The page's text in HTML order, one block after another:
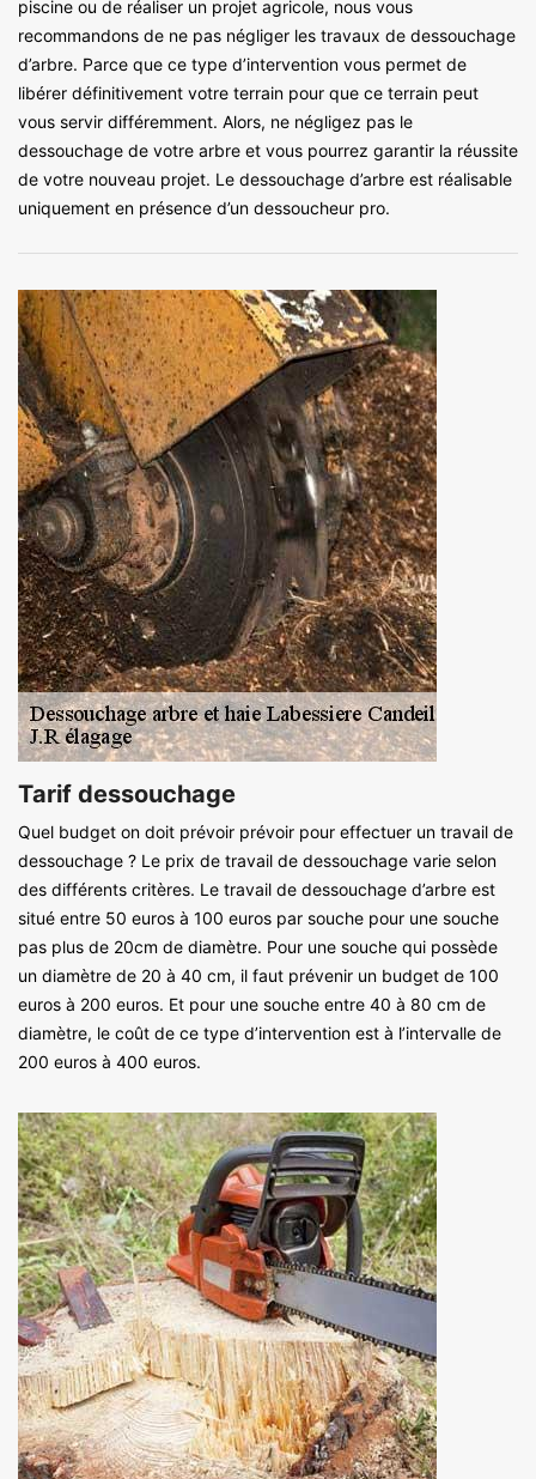
piscine ou de réaliser un projet agricole, nous vous
recommandons de ne pas négliger les travaux de dessouchage
d’arbre. Parce que ce type d’intervention vous permet de
libérer définitivement votre terrain pour que ce terrain peut
vous servir différemment. Alors, ne négligez pas le
dessouchage de votre arbre et vous pourrez garantir la réussite
de votre nouveau projet. Le dessouchage d’arbre est réalisable
uniquement en présence d’un dessoucheur pro.
Tarif dessouchage
Quel budget on doit prévoir prévoir pour effectuer un travail de
dessouchage ? Le prix de travail de dessouchage varie selon
des différents critères. Le travail de dessouchage d’arbre est
situé entre 50 euros à 100 euros par souche pour une souche
pas plus de 20cm de diamètre. Pour une souche qui possède
un diamètre de 20 à 40 cm, il faut prévenir un budget de 100
euros à 200 euros. Et pour une souche entre 40 à 80 cm de
diamètre, le coût de ce type d’intervention est à l’intervalle de
200 euros à 400 euros.